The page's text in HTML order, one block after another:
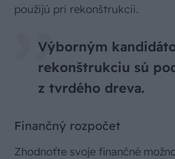
použijú pri rekonštrukcii.
Výborným
rekonštrukciu sú
z tvrdého dreva.
Finančný rozpočet
Zhodnoťte svoje finančné